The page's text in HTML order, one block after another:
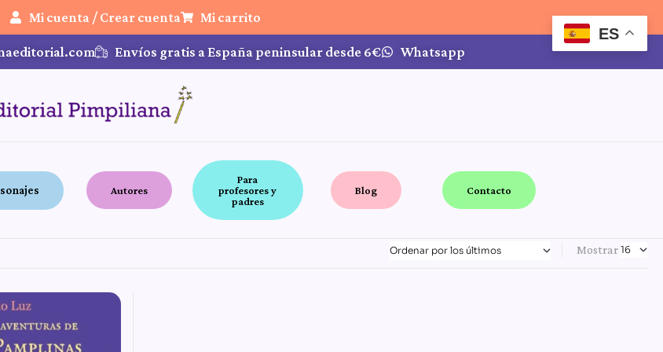
Mi cuenta / Crear cuenta Mi carrito
Envíos gratis a España peninsular desde 6€ Whatsapp
Autores
Para
profesores y
padres
Blog Contacto
Mostrar
ES